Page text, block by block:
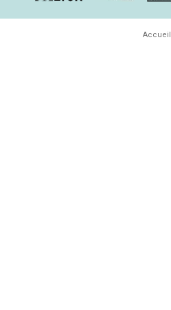
Accueil